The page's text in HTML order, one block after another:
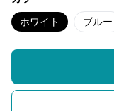
ホワイト ブルー